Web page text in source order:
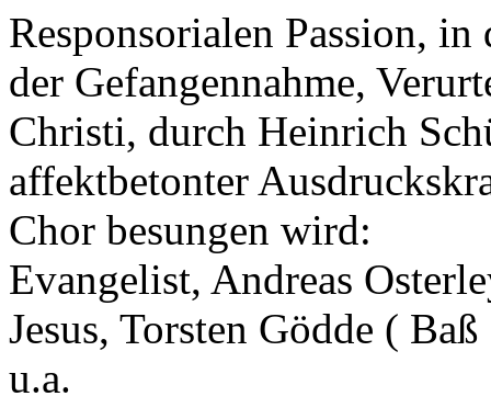
Responsorialen Passion,
der Gefangennahme,
Christi, durch Heinrich
affektbetonter
Chor besungen wird:
Evangelist, Andreas
Jesus, Torsten Gödde ( Baß
u.a.